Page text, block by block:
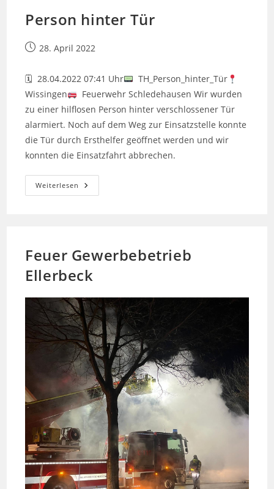
Person hinter Tür
Beitrag28. April 2022
🗓 28.04.2022 07:41 Uhr
TH_Person_hinter_Tür
Wissingen
Feuerwehr Schledehausen Wir wurden
zu einer hilflosen Person hinter verschlossener Tür
alarmiert. Noch auf dem Weg zur Einsatzstelle konnte
die Tür durch Ersthelfer geöffnet werden und wir
konnten die Einsatzfahrt abbrechen.
Weiterlesen Person
Hinter
Feuer Gewerbebetrieb
Ellerbeck